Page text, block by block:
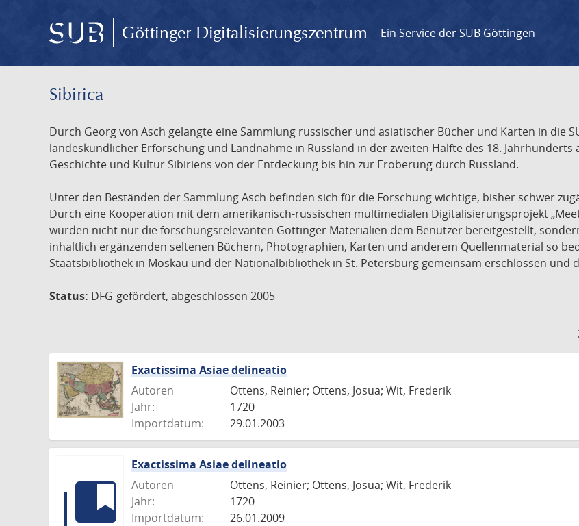
Göttinger Digitalisierungszentrum Ein Service der SUB Göttingen
Sibirica
Durch Georg von Asch gelangte eine Sammlung russischer und asiatischer Bücher und Karten in die
landeskundlicher Erforschung und Landnahme in Russland in der zweiten Hälfte des 18.
Geschichte und Kultur Sibiriens von der Entdeckung bis hin zur Eroberung durch Russland.
Unter den Beständen der Sammlung Asch befinden sich für die Forschung wichtige, bisher schwer
Durch eine Kooperation mit dem amerikanisch-russischen multimedialen Digitalisierungsprojekt
wurden nicht nur die forschungsrelevanten Göttinger Materialien dem Benutzer bereitgestellt,
inhaltlich ergänzenden seltenen Büchern, Photographien, Karten und anderem Quellenmaterial so
Staatsbibliothek in Moskau und der Nationalbibliothek in St. Petersburg gemeinsam erschlossen und
Status: DFG-gefördert, abgeschlossen 2005
Exactissima Asiae delineatio
Autoren
Ottens, Reinier; Ottens, Josua; Wit, Frederik
Jahr:
1720
Importdatum:
29.01.2003
Exactissima Asiae delineatio
Autoren
Ottens, Reinier; Ottens, Josua; Wit, Frederik
Jahr:
1720
Importdatum:
26.01.2009